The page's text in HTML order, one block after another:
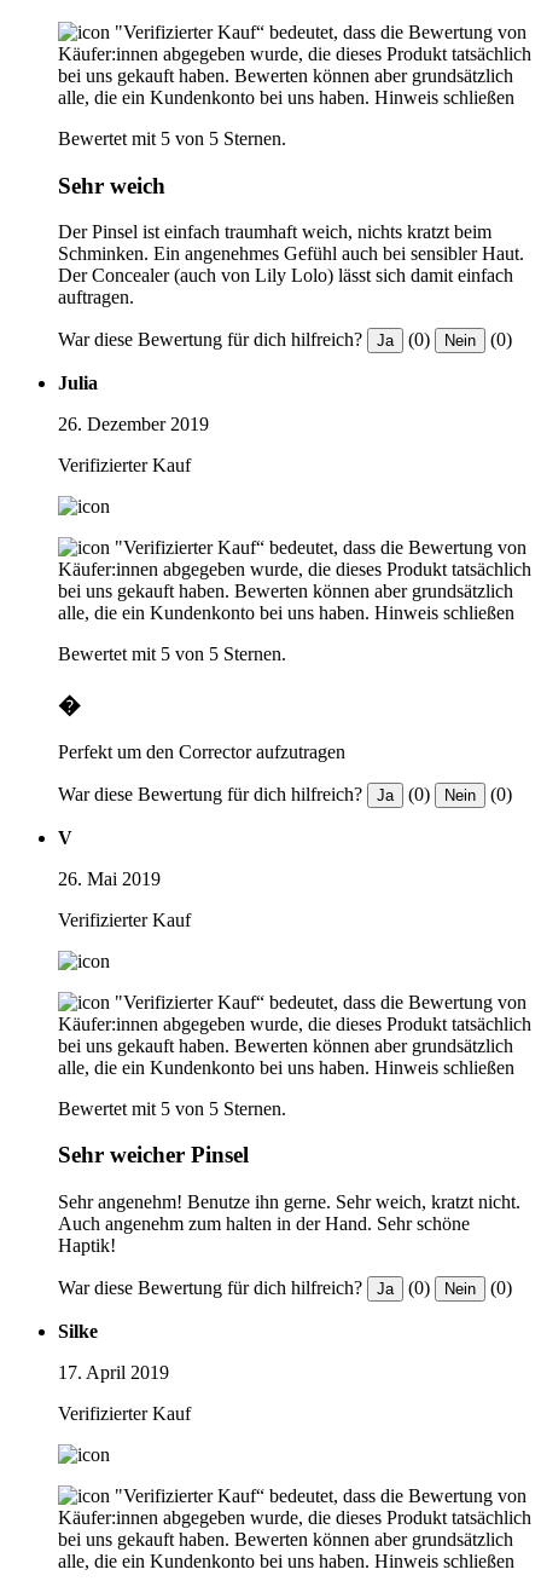
"Verifizierter Kauf“ bedeutet, dass die Bewertung von
Käufer:innen abgegeben wurde, die dieses Produkt tatsächlich
bei uns gekauft haben. Bewerten können aber grundsätzlich
alle, die ein Kundenkonto bei uns haben. Hinweis schließen
Bewertet mit 5 von 5 Sternen.
Sehr weich
Der Pinsel ist einfach traumhaft weich, nichts kratzt beim
Schminken. Ein angenehmes Gefühl auch bei sensibler Haut.
Der Concealer (auch von Lily Lolo) lässt sich damit einfach
auftragen.
War diese Bewertung für dich hilfreich? Ja (0) Nein (0)
Julia
26. Dezember 2019
Verifizierter Kauf
"Verifizierter Kauf“ bedeutet, dass die Bewertung von
Käufer:innen abgegeben wurde, die dieses Produkt tatsächlich
bei uns gekauft haben. Bewerten können aber grundsätzlich
alle, die ein Kundenkonto bei uns haben. Hinweis schließen
Bewertet mit 5 von 5 Sternen.
�
Perfekt um den Corrector aufzutragen
War diese Bewertung für dich hilfreich? Ja (0) Nein (0)
V
26. Mai 2019
Verifizierter Kauf
"Verifizierter Kauf“ bedeutet, dass die Bewertung von
Käufer:innen abgegeben wurde, die dieses Produkt tatsächlich
bei uns gekauft haben. Bewerten können aber grundsätzlich
alle, die ein Kundenkonto bei uns haben. Hinweis schließen
Bewertet mit 5 von 5 Sternen.
Sehr weicher Pinsel
Sehr angenehm! Benutze ihn gerne. Sehr weich, kratzt nicht.
Auch angenehm zum halten in der Hand. Sehr schöne
Haptik!
War diese Bewertung für dich hilfreich? Ja (0) Nein (0)
Silke
17. April 2019
Verifizierter Kauf
"Verifizierter Kauf“ bedeutet, dass die Bewertung von
Käufer:innen abgegeben wurde, die dieses Produkt tatsächlich
bei uns gekauft haben. Bewerten können aber grundsätzlich
alle, die ein Kundenkonto bei uns haben. Hinweis schließen